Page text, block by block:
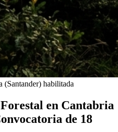
(Santander) habilitada
en Cantabria
de 18